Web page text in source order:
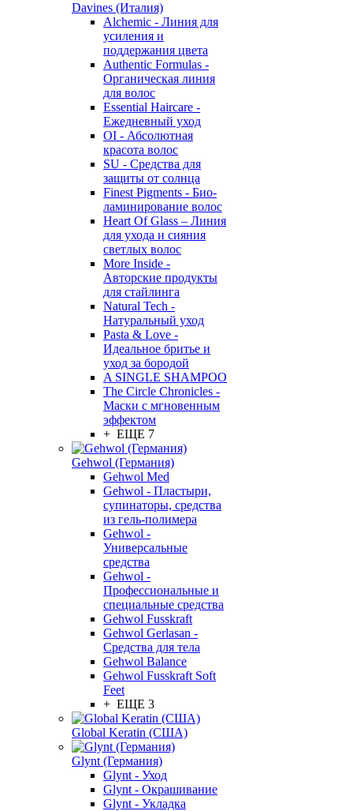
Davines (Италия)
Alchemic - Линия для
усиления и
поддержания цвета
Authentic Formulas -
Органическая линия
для волос
Essential Haircare -
Eжедневный уход
OI - Абсолютная
красота волос
SU - Средства для
защиты от солнца
Finest Pigments - Био-
ламинирование волос
Heart Of Glass – Линия
для ухода и сияния
светлых волос
More Inside -
Авторские продукты
для стайлинга
Natural Tech -
Натуральный уход
Pasta & Love -
Идеальное бритье и
уход за бородой
A SINGLE SHAMPOO
The Circle Chronicles -
Маски с мгновенным
эффектом
+ ЕЩЕ 7
Gehwol (Германия)
Gehwol Med
Gehwol - Пластыри,
супинаторы, средства
из гель-полимера
Gehwol -
Универсальные
средства
Gehwol -
Профессиональные и
специальные средства
Gehwol Fusskraft
Gehwol Gerlasan -
Средства для тела
Gehwol Balance
Gehwol Fusskraft Soft
Feet
+ ЕЩЕ 3
Global Keratin (США)
Glynt (Германия)
Glynt - Уход
Glynt - Окрашивание
Glynt - Укладка